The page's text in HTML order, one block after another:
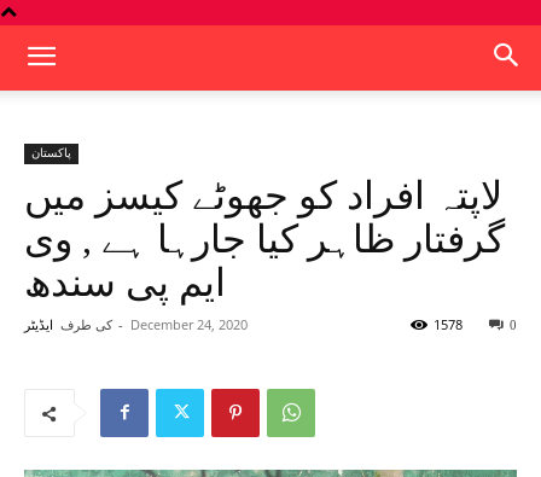
پاکستان
لاپتہ افراد کو جھوٹے کیسز میں
گرفتار ظاہر کیا جارہا ہے , وی
ایم پی سندھ
کی طرف ایڈیٹر - December 24, 2020 0
1578